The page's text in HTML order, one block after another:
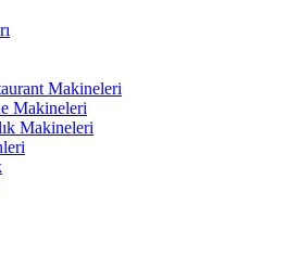
Makineleri
Makineleri
Makineleri